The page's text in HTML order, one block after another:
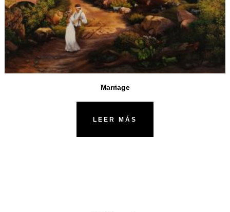
Marriage
LEER MÁS